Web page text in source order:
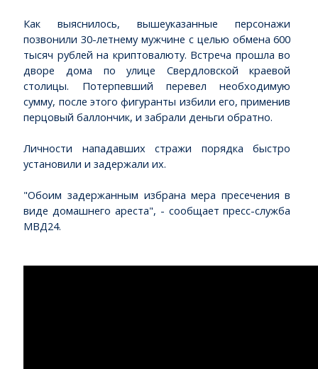
Как выяснилось, вышеуказанные персонажи
позвонили 30-летнему мужчине с целью обмена 600
тысяч рублей на криптовалюту. Встреча прошла во
дворе дома по улице Свердловской краевой
столицы. Потерпевший перевел необходимую
сумму, после этого фигуранты избили его, применив
перцовый баллончик, и забрали деньги обратно.
Личности нападавших стражи порядка быстро
установили и задержали их.
"Обоим задержанным избрана мера пресечения в
виде домашнего ареста", - сообщает пресс-служба
МВД24.